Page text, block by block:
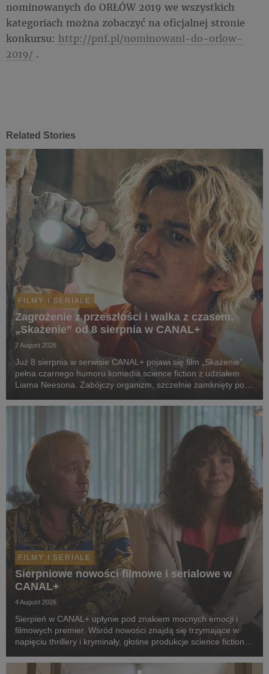
nominowanych do ORŁÓW 2019 we wszystkich
kategoriach można zobaczyć na oficjalnej stronie
konkursu: http://pnf.pl/nominowani-do-orlow-
2019/ .
Related Stories
FILMY I SERIALE
Zagrożenie z przeszłości i walka z czasem.
„Skażenie” od 8 sierpnia w CANAL+
7 August 2026
Już 8 sierpnia w serwisie CANAL+ pojawi się film „Skażenie”,
pełna czarnego humoru komedia science fiction z udziałem
Liama Neesona. Zabójczy organizm, szczelnie zamknięty pod
nadzieją ludzkości staje się dwoje spóźni...
FILMY I SERIALE
Sierpniowe nowości filmowe i serialowe w
CANAL+
4 August 2026
Sierpień w CANAL+ upłynie pod znakiem mocnych emocji i
filmowych premier. Wśród nowości znajdą się trzymające w
napięciu thrillery i kryminały, głośne produkcje science fiction,
Widzowie zobaczą m.in. serial „Skażeni...